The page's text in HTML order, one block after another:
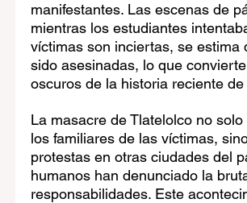
manifestantes. Las escenas de
mientras los estudiantes
víctimas son inciertas, se
sido asesinadas, lo que
oscuros de la historia reciente de
La masacre de Tlatelolco no
los familiares de las víctimas,
protestas en otras ciudades del
humanos han denunciado la
responsabilidades. Este